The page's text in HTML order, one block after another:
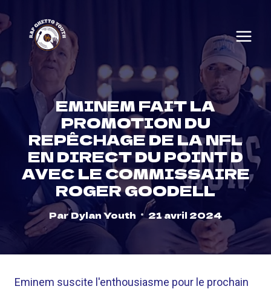
to
content
EMINEM FAIT LA
PROMOTION DU
REPÊCHAGE DE LA NFL
EN DIRECT DU POINT D
AVEC LE COMMISSAIRE
ROGER GOODELL
Par Dylan Youth 21 avril 2024
Eminem suscite l'enthousiasme pour le prochain